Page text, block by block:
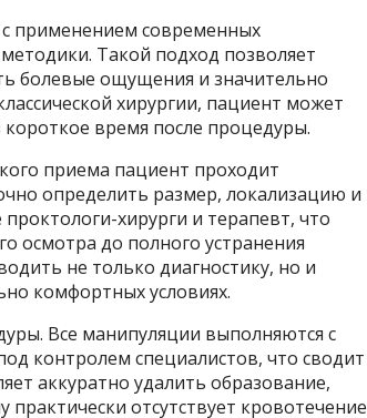
применением современных
Такой подход позволяет
болевые ощущения и значительно
хирургии, пациент может
время после процедуры.
приема пациент проходит
определить размер, локализацию и
хирурги и терапевт, что
осмотра до полного устранения
не только диагностику, но и
комфортных условиях.
Все манипуляции выполняются с
контролем специалистов, что сводит
аккуратно удалить образование,
отсутствует кровотечение